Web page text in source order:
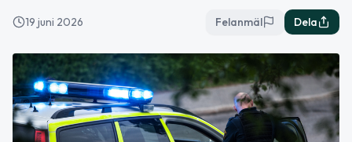
19 juni 2026 Felanmäl Dela